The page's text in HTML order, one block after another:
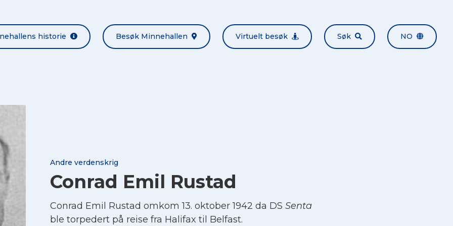
historie Besøk Minnehallen Virtuelt besøk Søk NO
Andre verdenskrig
Conrad Emil Rustad
Conrad Emil Rustad omkom 13. oktober 1942 da DS Senta
ble torpedert på reise fra Halifax til Belfast.